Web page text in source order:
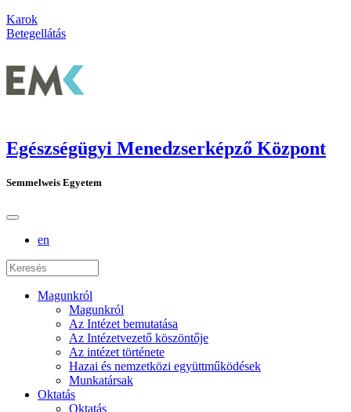
Karok
Betegellátás
Egészségügyi Menedzserképző Központ
Semmelweis Egyetem
en
Magunkról
Magunkról
Az Intézet bemutatása
Az Intézetvezető köszöntője
Az intézet története
Hazai és nemzetközi együttműködések
Munkatársak
Oktatás
Oktatás